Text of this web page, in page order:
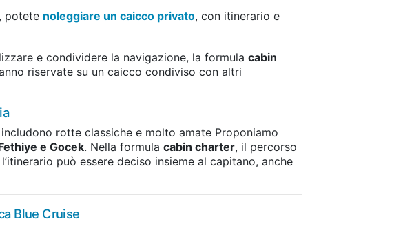
potete noleggiare un caicco privato, con itinerario e
e condividere la navigazione, la formula cabin
riservate su un caicco condiviso con altri
includono rotte classiche e molto amate Proponiamo
e Gocek. Nella formula cabin charter, il percorso
l’itinerario può essere deciso insieme al capitano, anche
Blue Cruise